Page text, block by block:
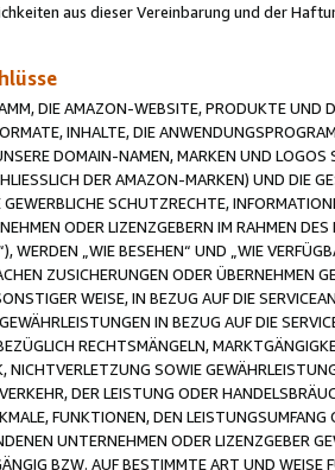
aus dieser Vereinbarung und der
DIE AMAZON-WEBSITE, PRODUKTE UND
INHALTE, DIE
DOMAIN-NAMEN, MARKEN UND
DER AMAZON-MARKEN) UND DIE
SCHUTZRECHTE,
ODER LIZENZGEBERN IM RAHMEN
WERDEN „WIE BESEHEN“ UND „WIE
ZUSICHERUNGEN ODER ÜBERNEHMEN
WEISE, IN BEZUG AUF DIE
IN BEZUG AUF DIE
RECHTSMÄNGELN,
NICHTVERLETZUNG SOWIE
DER LEISTUNG ODER
FUNKTIONEN, DEN
UNTERNEHMEN ODER LIZENZGEBER
BZW. AUF BESTIMMTE ART UND